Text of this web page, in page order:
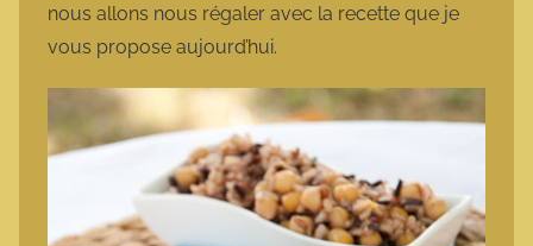
nous allons nous régaler avec la recette que je
vous propose aujourd’hui.